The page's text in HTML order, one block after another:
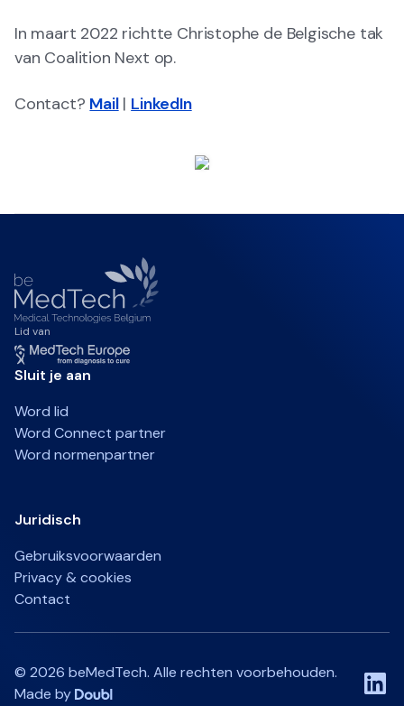
In maart 2022 richtte Christophe de Belgische tak
van Coalition Next op.
Contact? Mail| LinkedIn
Lid van
Sluit je aan
Word lid
Word Connect partner
Word normenpartner
Juridisch
Gebruiksvoorwaarden
Privacy & cookies
Contact
© 2026 beMedTech. Alle rechten voorbehouden.
Made by